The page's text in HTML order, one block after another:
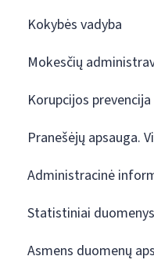
Kokybės vadyba
Mokesčių
Korupcijos prevencija
Pranešėjų apsauga.
Administracinė
Statistiniai duomenys
Asmens duomenų